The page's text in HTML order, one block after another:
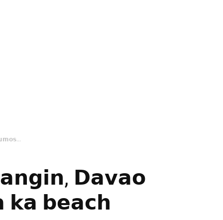
𝗗𝗮𝘃𝗮𝗼
𝗸𝗮 𝗯𝗲𝗮𝗰𝗵